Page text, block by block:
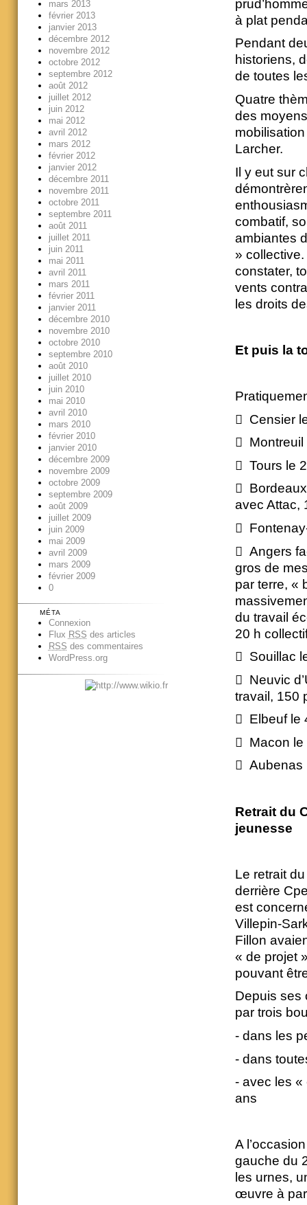
à plat
Pendant
historiens,
de toutes
Quatre
des
Larcher.
Il y eut sur
combatif,
ambiantes
» collective.
constater,
vents
les droits
Et puis la
 Censier
 Montreuil
 Tours le

avec Attac,

 Angers
gros de
par terre, «
du travail
20 h
 Souillac
 Neuvic
travail, 150
 Elbeuf le
 Macon le
 Aubenas
Retrait du
jeunesse
Le retrait
derrière
est
Villepin-
Fillon
« de projet
pouvant
Depuis ses
par trois
- dans les
- dans
- avec les «
ans
A
gauche du
les urnes,
œuvre à
mars 2013
février 2013
janvier 2013
décembre 2012
novembre 2012
octobre 2012
septembre 2012
août 2012
juillet 2012
juin 2012
mai 2012
avril 2012
mars 2012
février 2012
janvier 2012
décembre 2011
novembre 2011
octobre 2011
septembre 2011
août 2011
juillet 2011
juin 2011
mai 2011
avril 2011
mars 2011
février 2011
janvier 2011
décembre 2010
novembre 2010
octobre 2010
septembre 2010
août 2010
juillet 2010
juin 2010
mai 2010
avril 2010
mars 2010
février 2010
janvier 2010
décembre 2009
novembre 2009
octobre 2009
septembre 2009
août 2009
juillet 2009
juin 2009
mai 2009
avril 2009
mars 2009
février 2009
0
MÉTA
Connexion
Flux RSS des articles
RSS des commentaires
WordPress.org